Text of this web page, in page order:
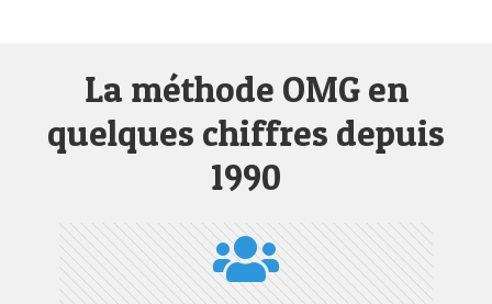
La méthode OMG en
quelques chiffres depuis
1990